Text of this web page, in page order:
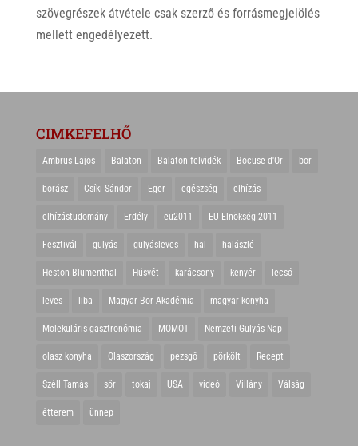
szövegrészek átvétele csak szerző és forrásmegjelölés
mellett engedélyezett.
CIMKEFELHŐ
Ambrus Lajos Balaton Balaton-felvidék Bocuse d'Or bor
borász Csíki Sándor Eger egészség elhízás
elhízástudomány Erdély eu2011 EU Elnökség 2011
Fesztivál gulyás gulyásleves hal halászlé
Heston Blumenthal Húsvét karácsony kenyér lecsó
leves liba Magyar Bor Akadémia magyar konyha
Molekuláris gasztronómia MOMOT Nemzeti Gulyás Nap
olasz konyha Olaszország pezsgő pörkölt Recept
Széll Tamás sör tokaj USA videó Villány Válság
étterem ünnep